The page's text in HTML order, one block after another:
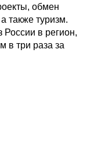
обмен
также туризм.
России в регион,
в три раза за